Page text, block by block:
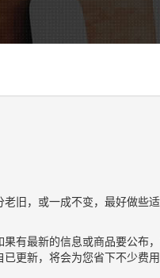
旧，或一成不变，最好做些适
有最新的信息或商品要公布
更新，将会为您省下不少费